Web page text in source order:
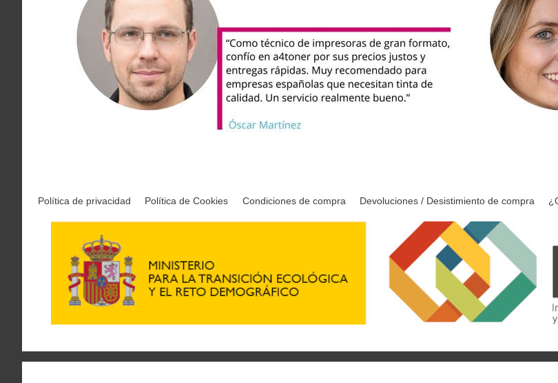
Política de privacidad Política de Cookies Condiciones de compra Devoluciones / Desistimiento de compra